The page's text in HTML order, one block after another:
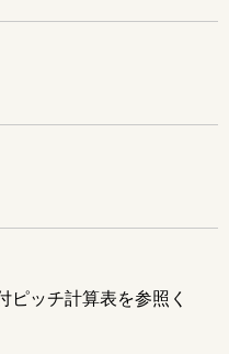
ピッチ計算表を参照く